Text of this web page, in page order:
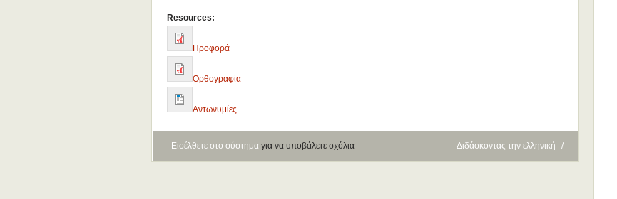
Resources:
Προφορά
Ορθογραφία
Αντωνυμίες
Διδάσκοντας την ελληνική /
Εισέλθετε στο σύστημα για να υποβάλετε σχόλια